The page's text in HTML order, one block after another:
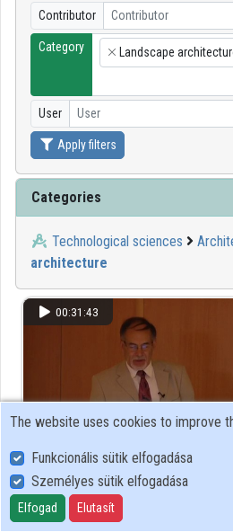
Categories
Organization playlists
Organizations
Contributors
Contributor Contributor
Category
×
Landscape
User User
Apply filters
Categories
Technological sciences
architecture
00:31:43
Tájrendezés = tájba-illesztés?
The website uses cookies to improve
Funkcionális sütik elfogadása
Személyes sütik elfogadása
Elfogad Elutasít